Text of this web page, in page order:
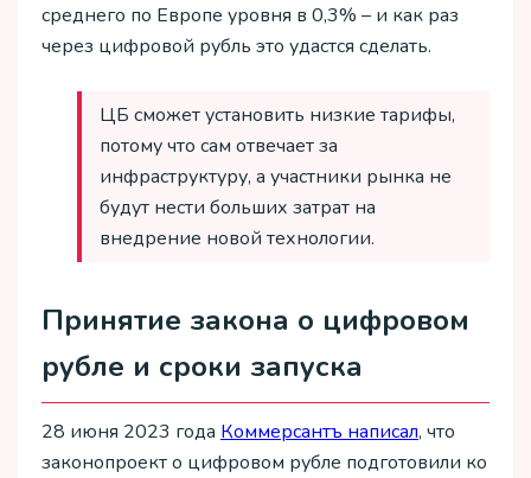
среднего по Европе уровня в 0,3% – и как раз
через цифровой рубль это удастся сделать.
ЦБ сможет установить низкие тарифы,
потому что сам отвечает за
инфраструктуру, а участники рынка не
будут нести больших затрат на
внедрение новой технологии.
Принятие закона о цифровом
рубле и сроки запуска
28 июня 2023 года Коммерсантъ написал, что
законопроект о цифровом рубле подготовили ко